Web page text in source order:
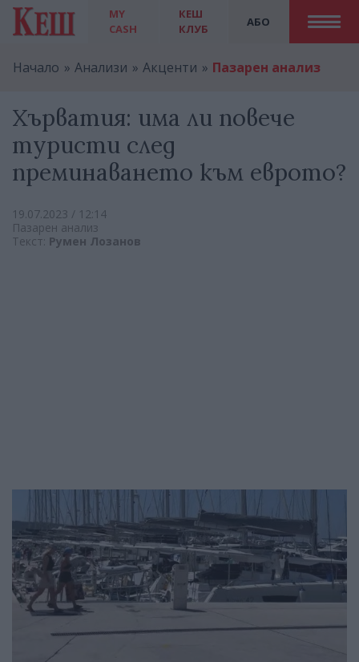
MY
CASH
АБО
КЕШ
КЛУБ
Начало Анализи Акценти Пазарен анализ
Хърватия: има ли повече
туристи след
преминаването към еврото?
19.07.2023 / 12:14
Пазарен анализ
Текст: Румен Лозанов